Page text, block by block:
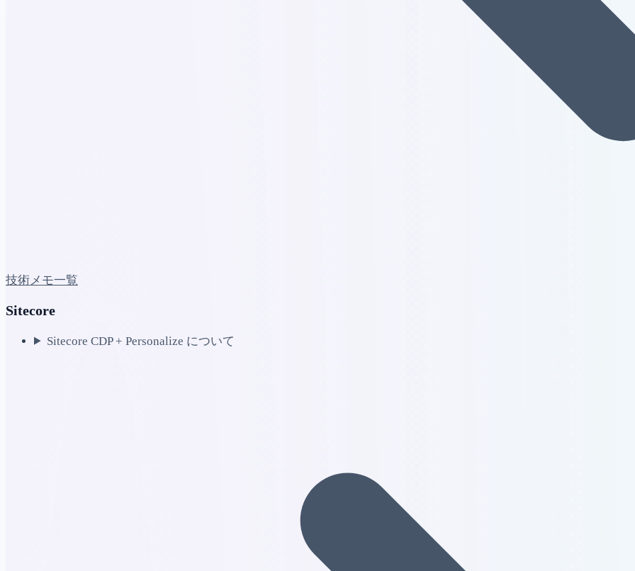
技術メモ一覧
Sitecore
Sitecore CDP + Personalize について